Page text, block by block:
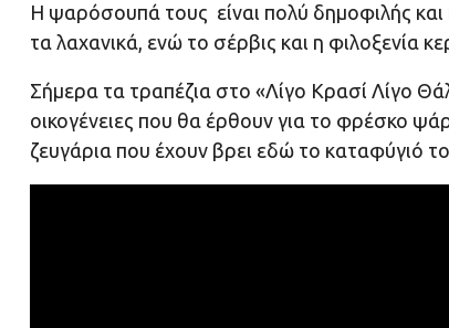
Η ψαρόσουπά τους είναι πολύ δημοφιλής και
τα λαχανικά, ενώ το σέρβις και η φιλοξενία
Σήμερα τα τραπέζια στο «Λίγο Κρασί Λίγο
οικογένειες που θα έρθουν για το φρέσκο
ζευγάρια που έχουν βρει εδώ το καταφύγιό